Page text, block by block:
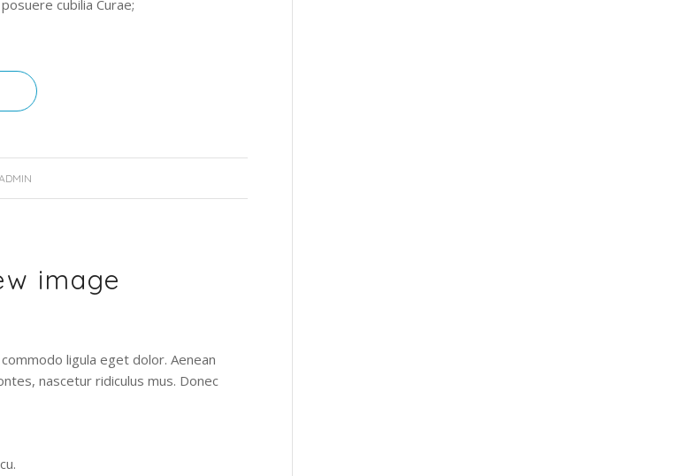
cubilia Curae;
image
ligula eget dolor. Aenean
nascetur ridiculus mus. Donec